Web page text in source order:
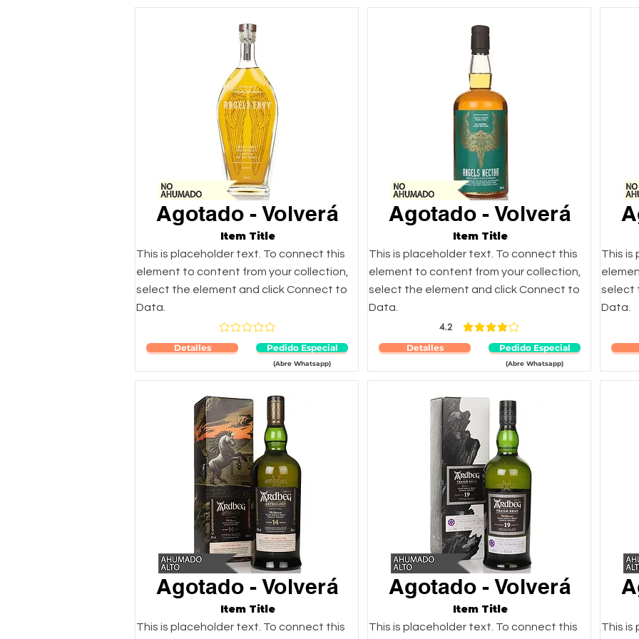
Agotado - Volverá
Item Title
This is placeholder text. To connect this
element to content from your collection,
select the element and click Connect to
Data.
Aún no hay calificaciones
Detalles Pedido Especial
(Abre Whatsapp)
Agotado - Volverá
Item Title
This is placeholder text. To connect this
Agotado - Volverá
Item Title
This is placeholder text. To connect this
element to content from your collection,
select the element and click Connect to
Data.
4.2 la calificación promedio es 4.2 de 5
Detalles Pedido Especial
(Abre Whatsapp)
Agotado - Volverá
Item Title
This is placeholder text. To connect this
This is
select
Data.
This is